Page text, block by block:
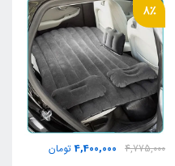
8٪
4,775,000
4,400,000 تومان